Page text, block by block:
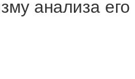
анализа